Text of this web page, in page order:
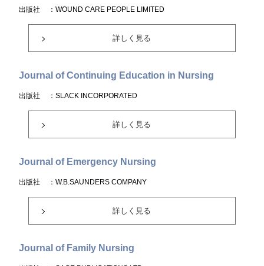
出版社 ：WOUND CARE PEOPLE LIMITED
詳しく見る
Journal of Continuing Education in Nursing
出版社 ：SLACK INCORPORATED
詳しく見る
Journal of Emergency Nursing
出版社 ：W.B.SAUNDERS COMPANY
詳しく見る
Journal of Family Nursing